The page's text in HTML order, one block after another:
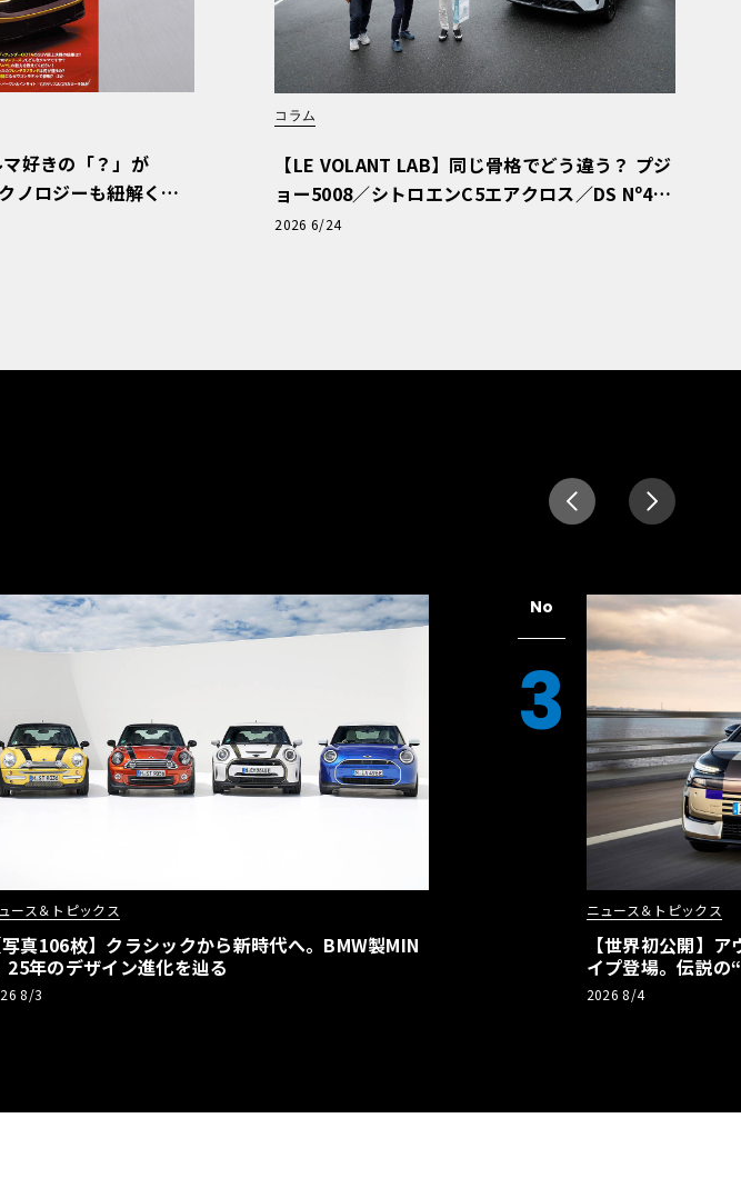
マ好きの「？」が
ノロジーも紐解く
コラム
【LE VOLANT LAB】同じ骨格でどう違う？ プジ
ョー5008／シトロエンC5エアクロス／DS Nº4
読者一気乗りレポート
2026 6/24
ース＆トピックス
写真106枚】クラシックから新時代へ。BMW製MIN
25年のデザイン進化を辿る
8/3
No
3
ニュース＆トピックス
【世界初公開】
イプ登場。伝説の
リーBEVとして復
2026 8/4